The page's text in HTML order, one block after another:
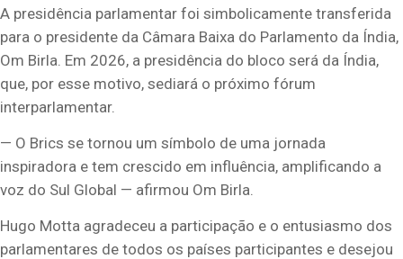
A presidência parlamentar foi simbolicamente transferida
para o presidente da Câmara Baixa do Parlamento da Índia,
Om Birla. Em 2026, a presidência do bloco será da Índia,
que, por esse motivo, sediará o próximo fórum
interparlamentar.
— O Brics se tornou um símbolo de uma jornada
inspiradora e tem crescido em influência, amplificando a
voz do Sul Global — afirmou Om Birla.
Hugo Motta agradeceu a participação e o entusiasmo dos
parlamentares de todos os países participantes e desejou